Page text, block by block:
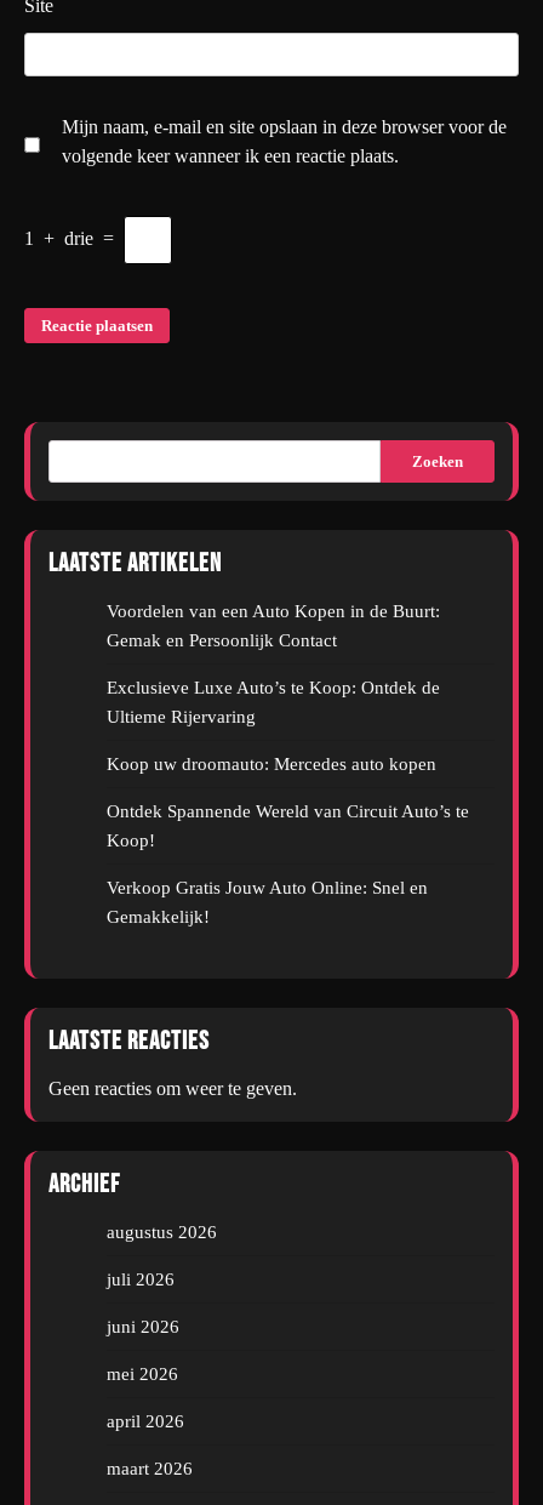
Site
Mijn naam, e-mail en site opslaan in deze browser voor de
volgende keer wanneer ik een reactie plaats.
1 + drie =
Zoeken
Laatste artikelen
Voordelen van een Auto Kopen in de Buurt:
Gemak en Persoonlijk Contact
Exclusieve Luxe Auto’s te Koop: Ontdek de
Ultieme Rijervaring
Koop uw droomauto: Mercedes auto kopen
Ontdek Spannende Wereld van Circuit Auto’s te
Koop!
Verkoop Gratis Jouw Auto Online: Snel en
Gemakkelijk!
Laatste reacties
Geen reacties om weer te geven.
Archief
augustus 2026
juli 2026
juni 2026
mei 2026
april 2026
maart 2026